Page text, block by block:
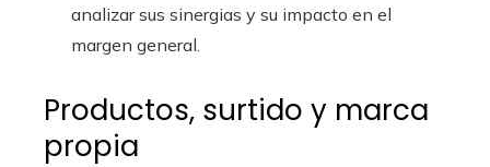
analizar sus sinergias y su impacto en el
margen general.
Productos, surtido y marca
propia